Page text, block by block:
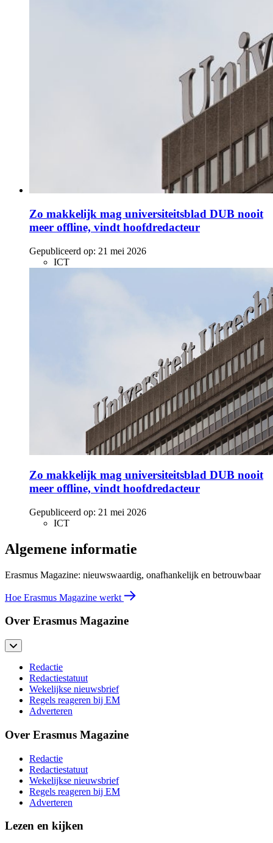
Zo makkelijk mag universiteitsblad DUB nooit
meer offline, vindt hoofdredacteur
Gepubliceerd op: 21 mei 2026
ICT
Zo makkelijk mag universiteitsblad DUB nooit
meer offline, vindt hoofdredacteur
Gepubliceerd op: 21 mei 2026
ICT
Algemene informatie
Erasmus Magazine: nieuwswaardig, onafhankelijk en betrouwbaar
Hoe Erasmus Magazine werkt
Over Erasmus Magazine
Redactie
Redactiestatuut
Wekelijkse nieuwsbrief
Regels reageren bij EM
Adverteren
Over Erasmus Magazine
Redactie
Redactiestatuut
Wekelijkse nieuwsbrief
Regels reageren bij EM
Adverteren
Lezen en kijken